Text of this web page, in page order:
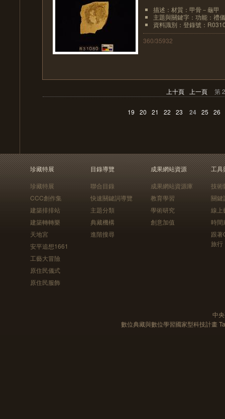
描述：材質：甲骨－龜甲
主題與關鍵字：功能：禮
資料識別：登錄號：
360/35932
上十頁 上一頁 第
19 20 21 22 23 24 25 26
珍藏特展
珍藏特展
CCC創作集
建築排排站
建築轉轉樂
天地宮
安平追想1661
工藝大冒險
原住民儀式
原住民服飾
目錄導覽
聯合目錄
快速關鍵詞導覽
主題分類
典藏機構
進階搜尋
成果網站資源
成果網站資源庫
教育學習
學術研究
創意加值
工具
技術
關鍵
線上
時間
跟
旅行
中
數位典藏與數位學習國家型科技計畫